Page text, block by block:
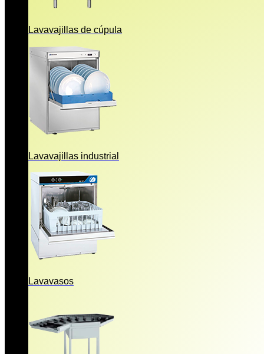
Lavavajillas de cúpula
Lavavajillas industrial
Lavavasos